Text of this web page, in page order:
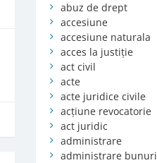
abuz de drept
accesiune
accesiune naturala
acces la justiție
act civil
acte
acte juridice civile
acțiune revocatorie
act juridic
administrare
administrare bunuri